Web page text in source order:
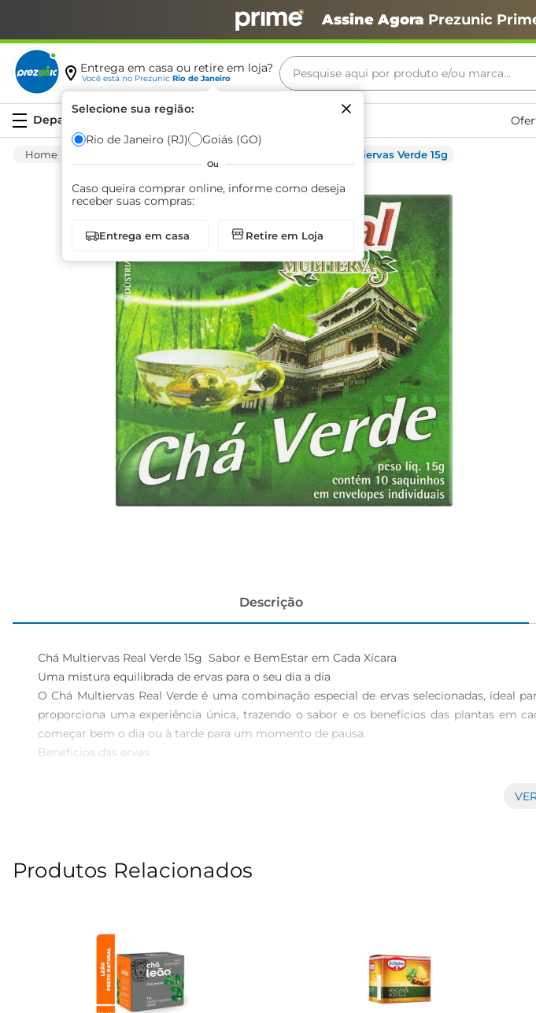
Assine Agora Prezunic
Entrega em casa ou retire em loja?
Você está no Prezunic Rio de Janeiro
Selecione sua região:
Rio de Janeiro (RJ) Goiás (GO)
Ou
Caso queira comprar online, informe como deseja
receber suas compras:
Entrega em casa Retire em Loja
Pesquise aqui por produto e/ou marca...
Chá Real Multiervas Verde 15g
Descrição
Chá Multiervas Real Verde 15g  Sabor e BemEstar em Cada Xícara
Uma mistura equilibrada de ervas para o seu dia a dia
O Chá Multiervas Real Verde é uma combinação especial de ervas selecionadas, ideal
proporciona uma experiência única, trazendo o sabor e os benefícios das plantas em
começar bem o dia ou à tarde para um momento de pausa.
Benefícios das ervas
na digestão e promover a sensação de leveza. Além disso, a combinação de
reconfortante, que pode ser adoçada a gosto ou apreciada em sua forma natural. Essa
Experimente o Chá Multiervas Real Verdee descubra como um simples momento de
Produtos Relacionados
Termos mais buscados
café
biscoito
azeite
arroz
iogurte
papel higiênico
cerveja